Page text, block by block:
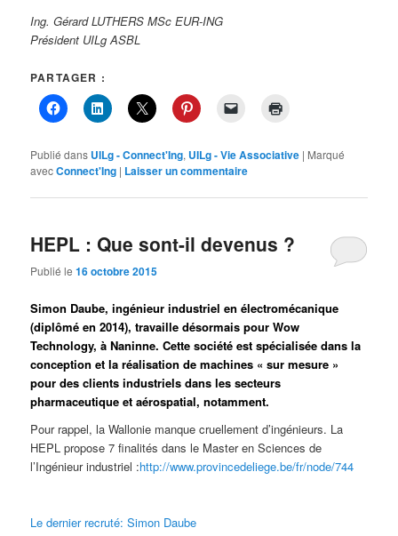
Ing. Gérard LUTHERS MSc EUR-ING
Président UILg ASBL
PARTAGER :
Publié dans UILg - Connect'Ing, UILg - Vie Associative | Marqué
avecConnect'Ing | Laisser un commentaire
HEPL : Que sont-il devenus ?
Publié le16 octobre 2015
Simon Daube, ingénieur industriel en électromécanique
(diplômé en 2014), travaille désormais pour Wow
Technology, à Naninne. Cette société est spécialisée dans la
conception et la réalisation de machines « sur mesure »
pour des clients industriels dans les secteurs
pharmaceutique et aérospatial, notamment.
Pour rappel, la Wallonie manque cruellement d’ingénieurs. La
HEPL propose 7 finalités dans le Master en Sciences de
l’Ingénieur industriel :http://www.provincedeliege.be/fr/node/744
Le dernier recruté: Simon Daube